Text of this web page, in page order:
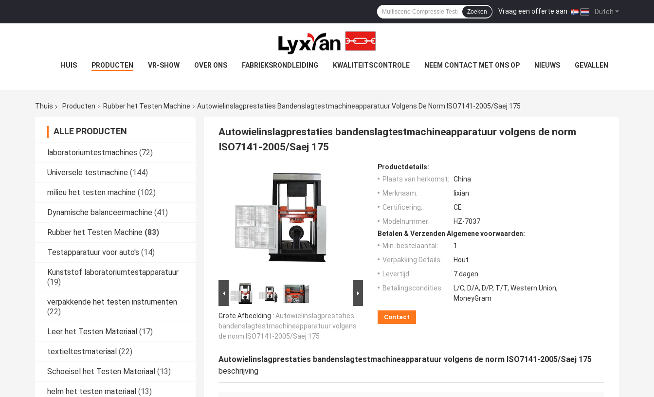
Dutch
Vraag een offerte aan |
Zoeken
HUIS PRODUCTEN VR-SHOW OVER ONS FABRIEKSRONDLEIDING KWALITEITSCONTROLE NEEM CONTACT MET ONS OP NIEUWS GEVALLEN
Thuis Producten Rubber het Testen Machine Autowielinslagprestaties Bandenslagtestmachineapparatuur Volgens De Norm ISO7141-2005/Saej 175
ALLE PRODUCTEN
laboratoriumtestmachines (72)
Universele testmachine (144)
milieu het testen machine (102)
Dynamische balanceermachine (41)
Rubber het Testen Machine (83)
Testapparatuur voor auto's (14)
Kunststof laboratoriumtestapparatuur
(19)
verpakkende het testen instrumenten
(22)
Leer het Testen Materiaal (17)
textieltestmateriaal (22)
Schoeisel het Testen Materiaal (13)
helm het testen materiaal (13)
Autowielinslagprestaties bandenslagtestmachineapparatuur volgens de norm
ISO7141-2005/Saej 175
Grote Afbeelding : Autowielinslagprestaties
bandenslagtestmachineapparatuur volgens
de norm ISO7141-2005/Saej 175
Productdetails:
Plaats van herkomst:
China
Merknaam:
lixian
Certificering:
CE
Modelnummer:
HZ-7037
Betalen & Verzenden Algemene voorwaarden:
Min. bestelaantal:
1
Verpakking Details:
Hout
Levertijd:
7 dagen
Betalingscondities:
L/C, D/A, D/P, T/T, Western Union,
MoneyGram
Contact
Autowielinslagprestaties bandenslagtestmachineapparatuur volgens de norm ISO7141-2005/Saej 175
beschrijving